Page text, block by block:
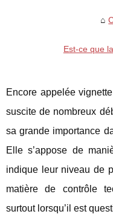
Est-ce que
Encore appelée vignette
suscite de nombreux
sa grande importance
Elle s’appose de
indique leur niveau de
matière de contrôle
surtout lorsqu’il est